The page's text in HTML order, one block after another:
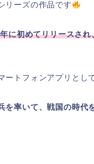
リーズの作品です
に初めてリリースさ
ートフォンアプリとし
を率いて、戦国の時代